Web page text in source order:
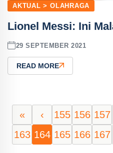
AKTUAL > OLAHRAGA
Lionel Messi: Ini
29 SEPTEMBER 2021
READ MORE
« ‹ 155 156 157
163 164 165 166 167